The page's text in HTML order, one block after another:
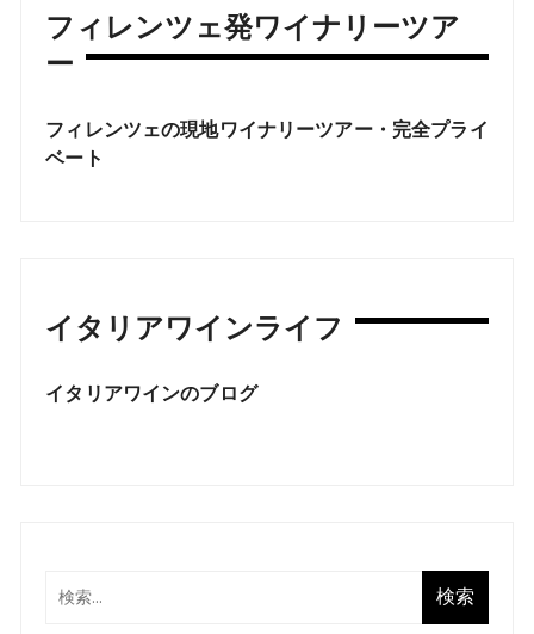
フィレンツェ発ワイナリーツア
ー
フィレンツェの現地ワイナリーツアー・完全プライ
ベート
イタリアワインライフ
イタリアワインのブログ